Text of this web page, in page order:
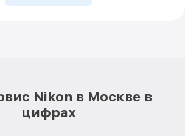
Nikon в Москве в
цифрах